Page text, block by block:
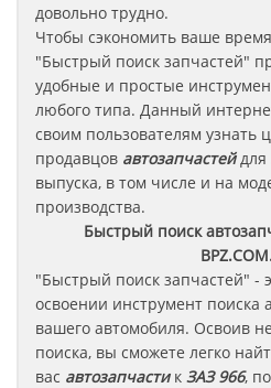
довольно трудно.
Чтобы сэкономить ваше
"Быстрый поиск запчастей"
удобные и простые
любого типа. Данный
своим пользователям узнать
продавцов автозапчастейдля
выпуска, в том числе и на
производства.
Быстрый поиск
"Быстрый поиск запчастей" -
освоении инструмент поиска
вашего автомобиля. Освоив
поиска, вы сможете легко
вас автозапчастик ЗАЗ 966,